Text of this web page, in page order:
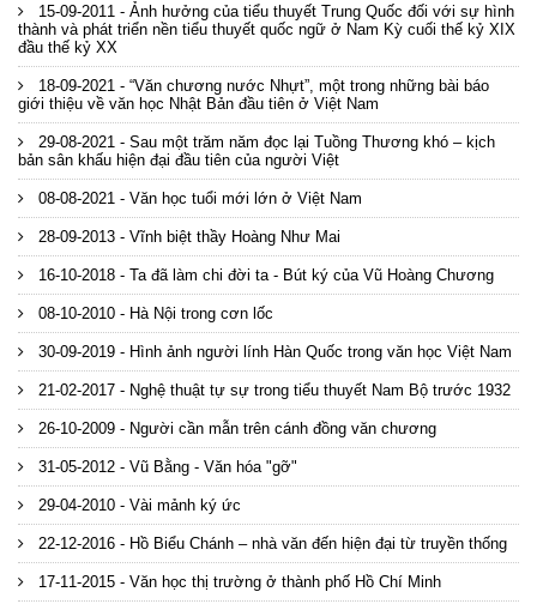
15-09-2011 - Ảnh hưởng của tiểu thuyết Trung Quốc đối với sự hình
thành và phát triển nền tiểu thuyết quốc ngữ ở Nam Kỳ cuối thế kỷ XIX
đầu thế kỷ XX
18-09-2021 - “Văn chương nước Nhựt”, một trong những bài báo
giới thiệu về văn học Nhật Bản đầu tiên ở Việt Nam
29-08-2021 - Sau một trăm năm đọc lại Tuồng Thương khó – kịch
bản sân khấu hiện đại đầu tiên của người Việt
08-08-2021 - Văn học tuổi mới lớn ở Việt Nam
28-09-2013 - Vĩnh biệt thầy Hoàng Như Mai
16-10-2018 - Ta đã làm chi đời ta - Bút ký của Vũ Hoàng Chương
08-10-2010 - Hà Nội trong cơn lốc
30-09-2019 - Hình ảnh người lính Hàn Quốc trong văn học Việt Nam
21-02-2017 - Nghệ thuật tự sự trong tiểu thuyết Nam Bộ trước 1932
26-10-2009 - Người cần mẫn trên cánh đồng văn chương
31-05-2012 - Vũ Bằng - Văn hóa "gỡ"
29-04-2010 - Vài mảnh ký ức
22-12-2016 - Hồ Biểu Chánh – nhà văn đến hiện đại từ truyền thống
17-11-2015 - Văn học thị trường ở thành phố Hồ Chí Minh